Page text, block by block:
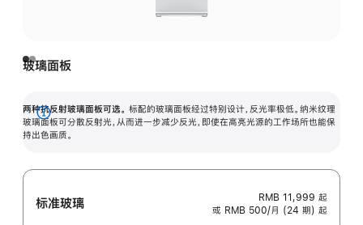
玻璃面板
两种抗反射玻璃面板可选。 标配的玻璃面板经过特别设计，反光率极低。纳米纹理
玻璃面板可分散反射光，从而进一步减少反光，即使在高亮光源的工作场所也能保
持出色画质。
展
开
标准玻璃 RMB 11,999 起
或 RMB 500/月 (24 期) 起